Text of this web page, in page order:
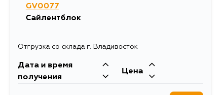
GV0077
Сайлентблок
Отгрузка со склада г. Владивосток
Дата и время
получения
Цена